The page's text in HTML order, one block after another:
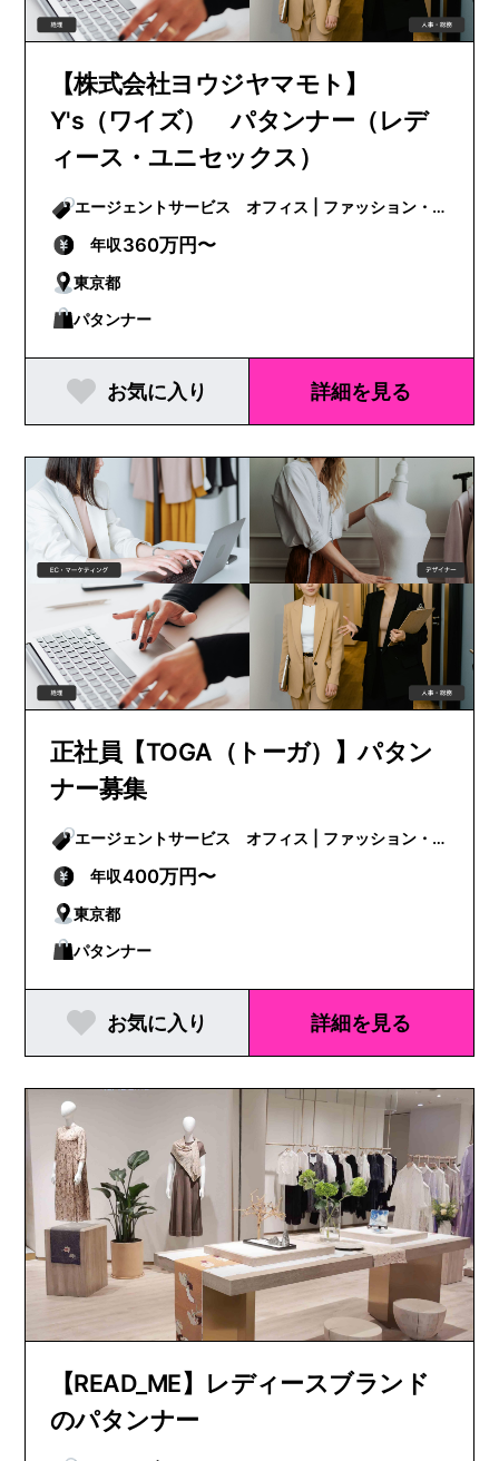
【株式会社ヨウジヤマモト】
Y's（ワイズ） パタンナー（レデ
ィース・ユニセックス）
エージェントサービス オフィス | ファッション・
ビューティー
年収360万円〜
東京都
パタンナー
お気に入り 詳細を見る
正社員【TOGA（トーガ）】パタン
ナー募集
エージェントサービス オフィス | ファッション・
ビューティー
年収400万円〜
東京都
パタンナー
お気に入り 詳細を見る
【READ_ME】レディースブランド
のパタンナー